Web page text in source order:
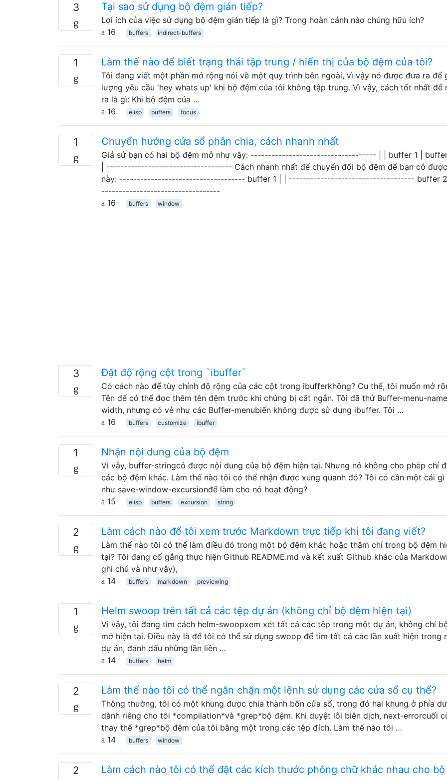
3 Tại sao sử dụng bộ đệm gián tiếp?
Lợi ích của việc sử dụng bộ đệm gián tiếp là gì? Trong hoàn cảnh nào chúng hữu ích?
16
buffers indirect-buffers
1 Làm thế nào để biết trạng thái tập trung / hiển thị của bộ đệm của tôi?
Tôi đang viết một phần mở rộng nói về một quy trình bên ngoài, vì vậy nó được đưa ra để
lượng yêu cầu 'hey whats up' khi bộ đệm của tôi không tập trung. Vì vậy, cách tốt nhất để
ra là gì: Khi bộ đệm của …
16
elisp buffers focus
1 Chuyển hướng cửa sổ phân chia, cách nhanh nhất
Giả sử bạn có hai bộ đệm mở như vậy: ------------------------------------ | | buffer 1 | buffer
| ------------------------------------ Cách nhanh nhất để chuyển đổi bộ đệm để bạn có
này: ------------------------------------ buffer 1 | | ------------------------------------ buffer
----------------------------------
16
buffers window
3 Đặt độ rộng cột trong `ibuffer`
Có cách nào để tùy chỉnh độ rộng của các cột trong ibufferkhông? Cụ thể, tôi muốn mở
Tên để có thể đọc thêm tên đệm trước khi chúng bị cắt ngắn. Tôi đã thử Buffer-menu-
width, nhưng có vẻ như các Buffer-menubiến không được sử dụng ibuffer. Tôi …
16
buffers customize ibuffer
1 Nhận nội dung của bộ đệm
Vì vậy, buffer-stringcó được nội dung của bộ đệm hiện tại. Nhưng nó không cho phép chỉ
các bộ đệm khác. Làm thế nào tôi có thể nhận được xung quanh đó? Tôi có cần một cái gì
như save-window-excursionđể làm cho nó hoạt động?
15
elisp buffers excursion string
2 Làm cách nào để tôi xem trước Markdown trực tiếp khi tôi đang viết?
Làm thế nào tôi có thể làm điều đó trong một bộ đệm khác hoặc thậm chí trong bộ đệm
tại? Tôi đang cố gắng thực hiện Github README.md và kết xuất Github khác của
ghi chú và như vậy),
14
buffers markdown previewing
1 Helm swoop trên tất cả các tệp dự án (không chỉ bộ đệm hiện tại)
Vì vậy, tôi đang tìm cách helm-swoopxem xét tất cả các tệp trong một dự án, không chỉ
mở hiện tại. Điều này là để tôi có thể sử dụng swoop để tìm tất cả các lần xuất hiện trong
dự án, đánh dấu những lần liên …
14
buffers helm
2 Làm thế nào tôi có thể ngăn chặn một lệnh sử dụng các cửa sổ cụ thể?
Thông thường, tôi có một khung được chia thành bốn cửa sổ, trong đó hai khung ở phía
dành riêng cho tôi *compilation*và *grep*bộ đệm. Khi duyệt lỗi biên dịch, next-errorcuối
thay thế *grep*bộ đệm của tôi bằng một trong các tệp đích. Làm thế nào tôi …
14
buffers window
2
Làm cách nào tôi có thể đặt các kích thước phông chữ khác nhau cho bộ